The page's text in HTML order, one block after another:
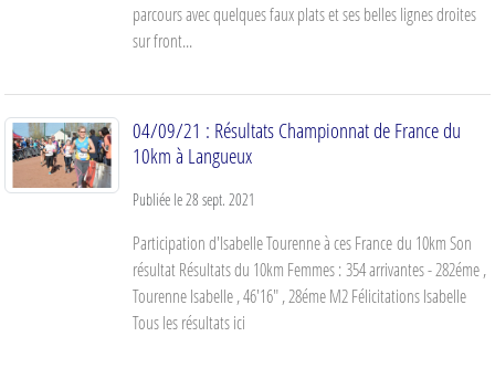
parcours avec quelques faux plats et ses belles lignes droites
sur front...
04/09/21 : Résultats Championnat de France du
10km à Langueux
Publiée le 28 sept. 2021
Participation d'Isabelle Tourenne à ces France du 10km Son
résultat Résultats du 10km Femmes : 354 arrivantes - 282éme ,
Tourenne Isabelle , 46'16" , 28éme M2 Félicitations Isabelle
Tous les résultats ici